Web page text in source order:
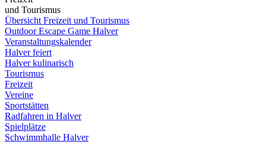
und Tourismus
Übersicht Freizeit und Tourismus
Outdoor Escape Game Halver
Veranstaltungskalender
Halver feiert
Halver kulinarisch
Tourismus
Freizeit
Vereine
Sportstätten
Radfahren in Halver
Spielplätze
Schwimmhalle Halver